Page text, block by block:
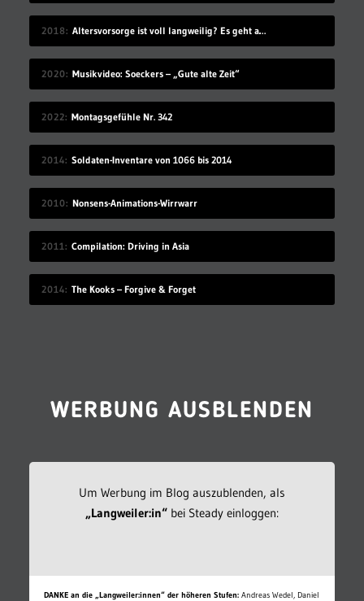
2018 Altersvorsorge ist voll langweilig? Es geht auch modern!
2020 Musikvideo: Soeckers – „Gute alte Zeit“
2022 Montagsgefühle Nr. 342
2014 Soldaten-Inventare von 1066 bis 2014
2010 Nonsens-Animations-Wirrwarr
2011 Compilation: Driving in Asia
2014 The Kooks – Forgive & Forget
WERBUNG AUSBLENDEN
Um Werbung im Blog auszublenden, als
„Langweiler:in“bei Steady einloggen:
DANKE an die „Langweiler:innen“ der höheren Stufen: Andreas Wedel, Daniel